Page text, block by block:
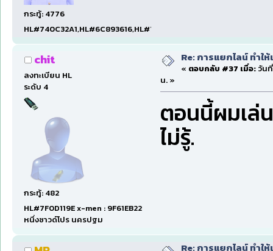
กระทู้: 4776
HL#740C32A1,HL#6C893616,HL#7D2C955D
chit
ลงทะเบียน HL
ระดับ 4
กระทู้: 482
HL#7F0D119E x-men : 9F61EB22
หนึ่งซาวด์โปร นครปฐม
Re: การแยกไลน์ ทำใ
« ตอบกลับ #37 เมื่อ:วันที่
น. »
ตอนนี้ผมเล่
ไม่รู้.
Re: การแยกไลน์ ทำใ